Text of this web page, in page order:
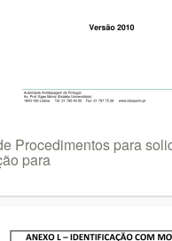
Procedimentos para
para